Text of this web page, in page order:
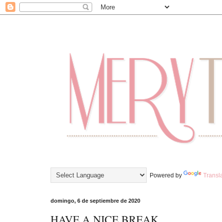
Powered by
domingo, 6 de septiembre de 2020
HAVE A NICE BREAK